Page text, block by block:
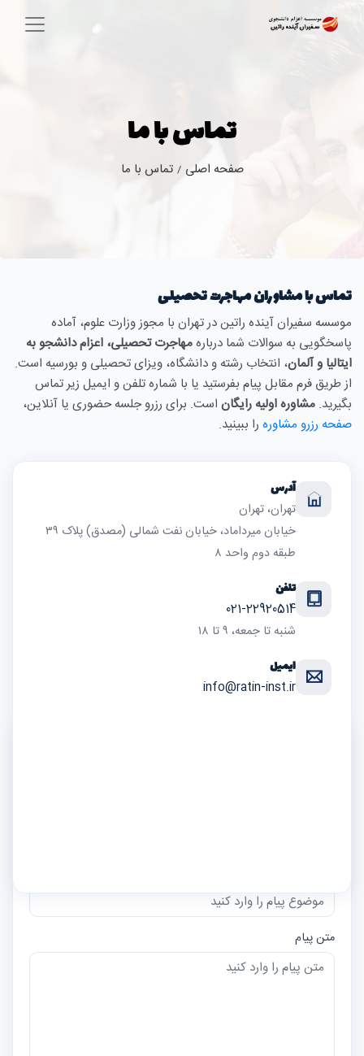
تماس با ما
صفحه اصلی / تماس با ما
متن پیام
تماس با مشاوران مهاجرت تحصیلی
موسسه سفیران آینده راتین در تهران با مجوز وزارت علوم، آماده
پاسخگویی به سوالات شما دربارهمهاجرت تحصیلی، اعزام دانشجو به
ایتالیا و آلمان، انتخاب رشته و دانشگاه، ویزای تحصیلی و بورسیه است.
از طریق فرم مقابل پیام بفرستید یا با شماره تلفن و ایمیل زیر تماس
بگیرید. مشاوره اولیه رایگان است. برای رزرو جلسه حضوری یا آنلاین،
صفحه رزرو مشاوره را ببینید.
آدرس
تهران، تهران
خیابان میرداماد، خیابان نفت شمالی (مصدق) پلاک ۳۹
طبقه دوم واحد ۸
تلفن
021-22920514
شنبه تا جمعه، ۹ تا ۱۸
ایمیل
info@ratin-inst.ir